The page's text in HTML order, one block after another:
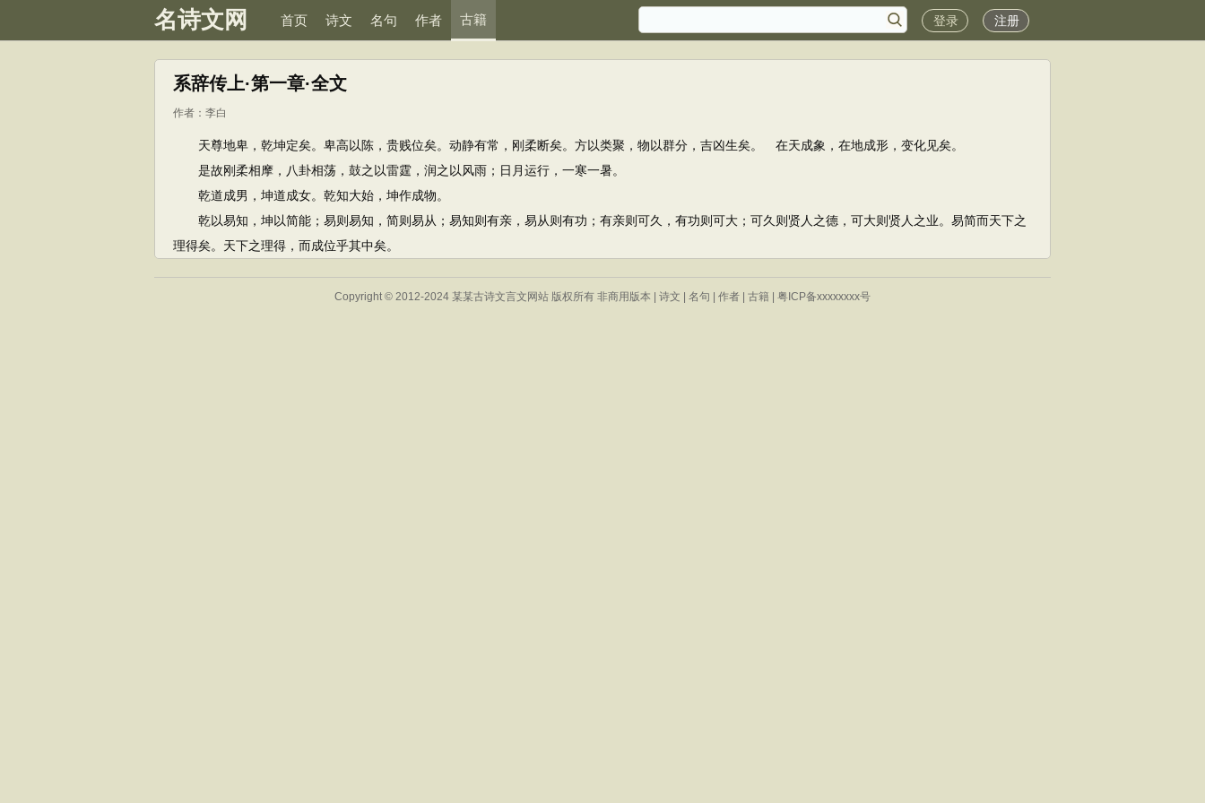
名诗文网 首页 诗文 名句 作者 古籍 登录 注册
系辞传上·第一章·全文
作者： 李白
天尊地卑，乾坤定矣。卑高以陈，贵贱位矣。动静有常，刚柔断矣。方以类聚，物以群分，吉凶生矣。 在天成象，在地成形，变化见矣。
是故刚柔相摩，八卦相荡，鼓之以雷霆，润之以风雨；日月运行，一寒一暑。
乾道成男，坤道成女。乾知大始，坤作成物。
乾以易知，坤以简能；易则易知，简则易从；易知则有亲，易从则有功；有亲则可久，有功则可大；可久则贤人之德，可大则贤人之业。易简而天下之
理得矣。天下之理得，而成位乎其中矣。
Copyright © 2012-2024 某某古诗文言文网站 版权所有 非商用版本 | 诗文 名句 作者 古籍 粤ICP备xxxxxxxx号